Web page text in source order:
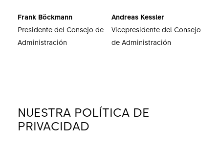
Frank Böckmann
Presidente del Consejo de
Administración
Andreas Kessler
Vicepresidente del Consejo
de Administración
NUESTRA POLÍTICA DE
PRIVACIDAD